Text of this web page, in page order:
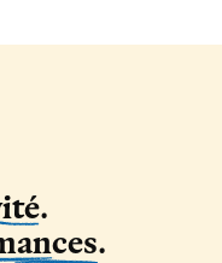
.
.